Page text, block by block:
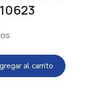
al c​​arrito